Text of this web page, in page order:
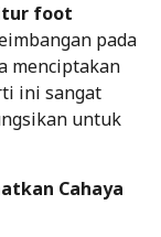
foot
pada
menciptakan
ini sangat
untuk
Cahaya